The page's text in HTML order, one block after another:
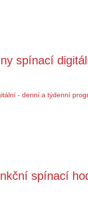
spínací
spínací